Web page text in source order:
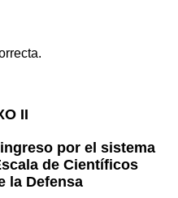
II
por el sistema
de Científicos
la Defensa